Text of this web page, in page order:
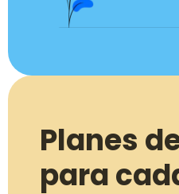
Planes
para